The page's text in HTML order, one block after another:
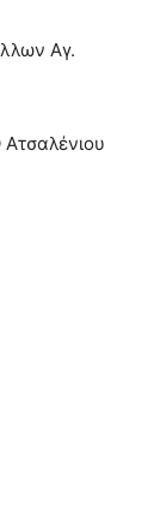
Αγ.